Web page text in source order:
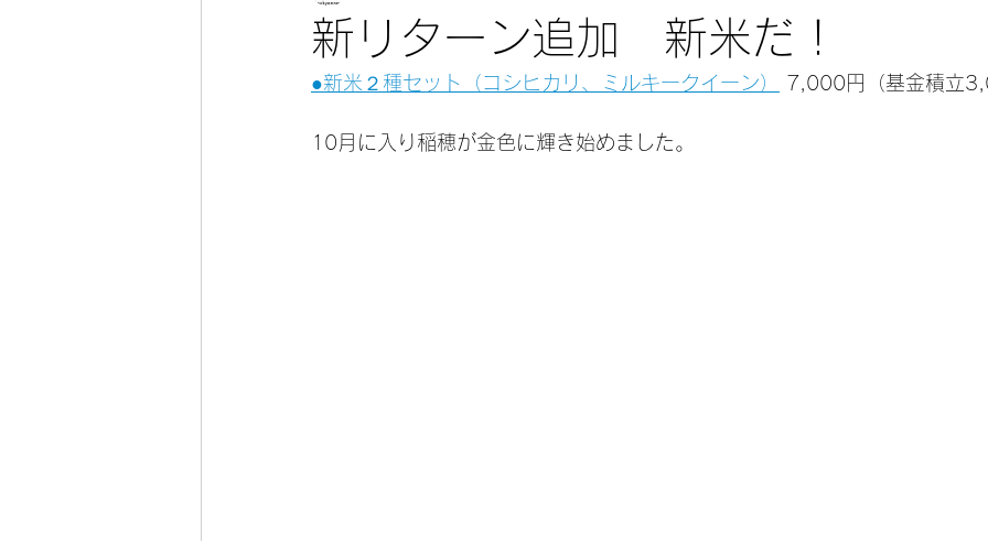
新リターン追加 新米だ！
●新米２種セット（コシヒカリ、ミルキークイーン） 7,000円（基金積立
10月に入り稲穂が金色に輝き始めました。